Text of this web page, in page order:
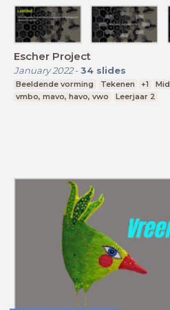
Escher Project
January 2022- 34 slides
Beeldende vorming Tekenen +1
vmbo, mavo, havo, vwo
Leerjaar 2